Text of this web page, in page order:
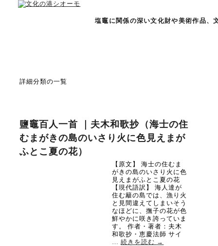
塩竈に関係の深い文化財や美術作品、
詳細分類の一覧
鹽竈百人一首 ｜夫木和歌抄（海士の住
むまがきの島のいさり火に色見えまが
ふとこ夏の花）
【原文】 海士の住むま
がきの島のいさり火に色
見えまがふとこ夏の花
【現代語訳】 海人達が
住む籬の島では、漁り火
と見間違えてしまいそう
なほどに、撫子の花が色
鮮やかに咲き誇っていま
す。 作者・著者：夫木
和歌抄・恵慶法師 サイ
…続きを読む →